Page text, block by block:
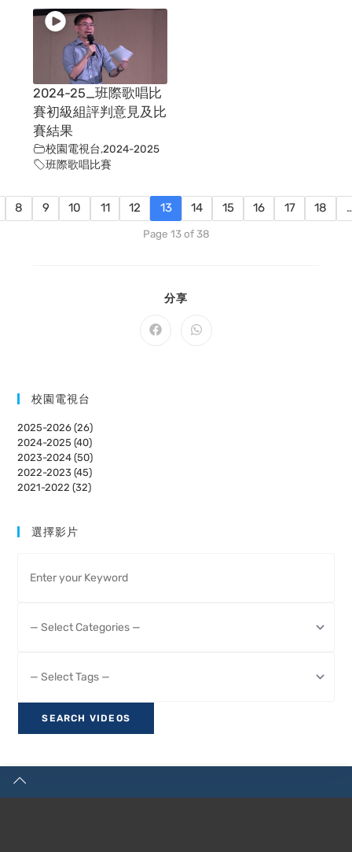
2024-25_班際歌唱比
賽初級組評判意見及比
賽結果
校園電視台,2024-2025
班際歌唱比賽
8 9 10 11 12 13 14 15 16 17 18
Page 13 of 38
分享
CONTENT
Opens
Opens
校園電視台
2025-2026 (26)
2024-2025 (40)
2023-2024 (50)
2022-2023 (45)
2021-2022 (32)
選擇影片